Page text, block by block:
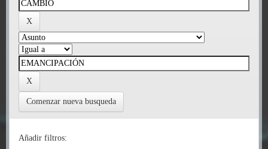
Comenzar nueva busqueda
Añadir filtros: